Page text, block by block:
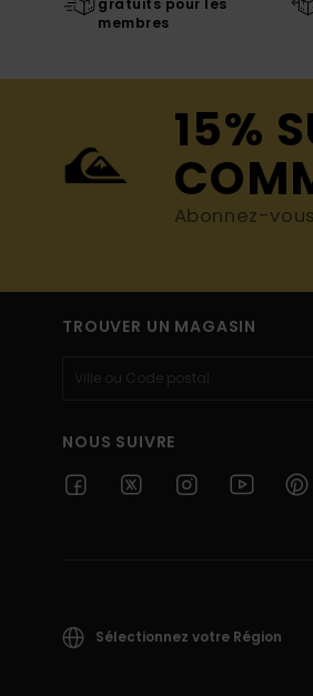
gratuits pour les
membres
15%
Abonnez-
TROUVER UN MAGASIN
NOUS SUIVRE
Sélectionnez votre Région